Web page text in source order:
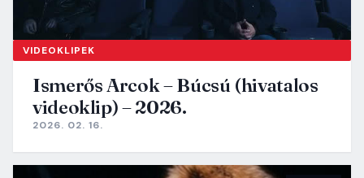
VIDEOKLIPEK
Ismerős Arcok – Búcsú (hivatalos
videoklip) – 2026.
2026. 02. 16.